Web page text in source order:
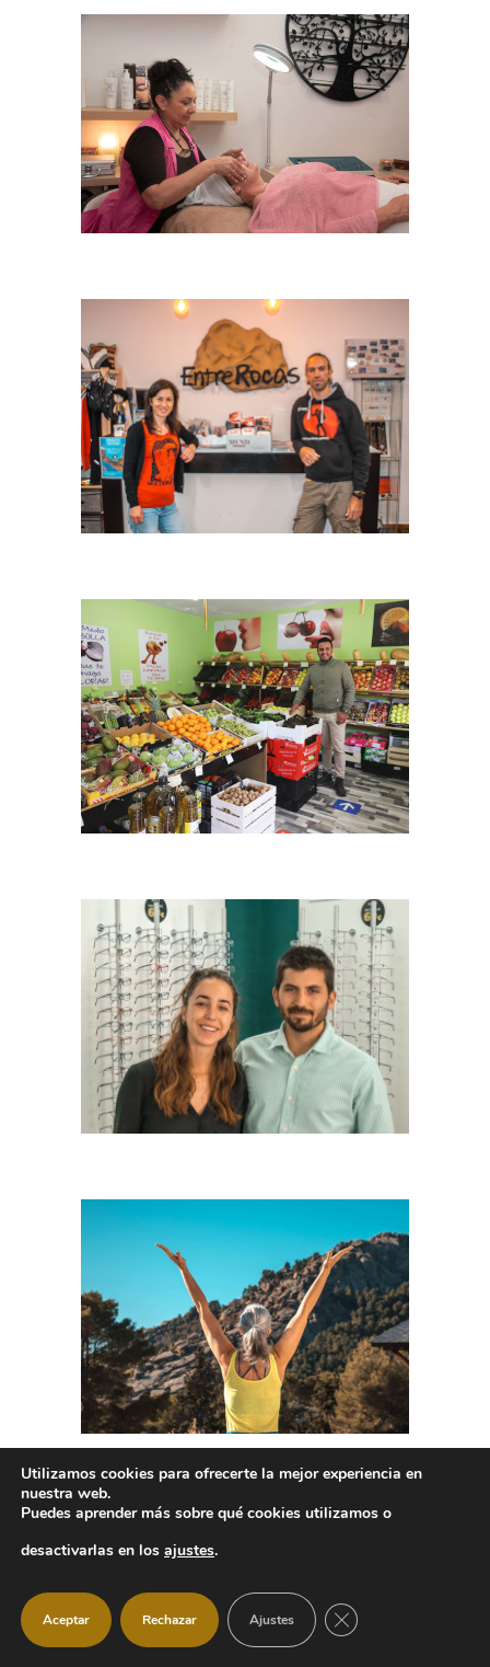
Utilizamos cookies para ofrecerte la mejor experiencia en
nuestra web.
Puedes aprender más sobre qué cookies utilizamos o
desactivarlas en los ajustes.
Aceptar Rechazar Ajustes CERRAR EL